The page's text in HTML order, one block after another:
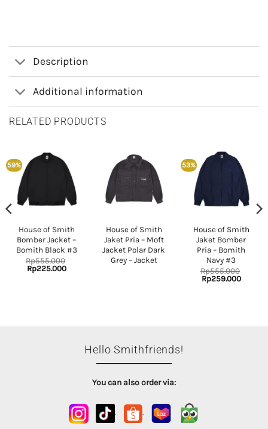
Description
Additional information
RELATED PRODUCTS
59%
House of Smith
Bomber Jacket –
Bomith Black #3
Rp555.000
Original
price
Rp225.000Current
House of Smith
Jaket Pria – Moft
Jacket Polar Dark
Grey – Jacket
53%
House of Smith
Jaket Bomber
Pria – Bomith
Navy #3
Rp555.000
Original
price
Rp259.000Current
Hello Smithfriends!
You can also order via:
. .